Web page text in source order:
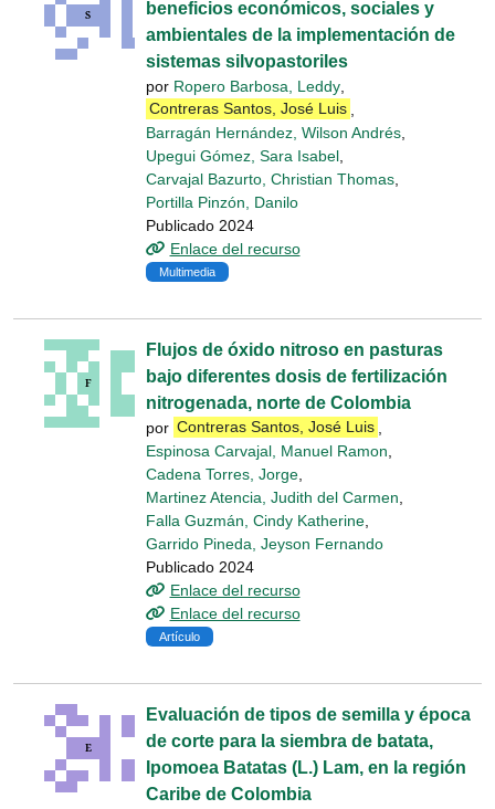
beneficios económicos, sociales y
ambientales de la implementación de
sistemas silvopastoriles
por Ropero Barbosa, Leddy
Contreras Santos, José Luis
Barragán Hernández, Wilson Andrés
Upegui Gómez, Sara Isabel
Carvajal Bazurto, Christian Thomas
Portilla Pinzón, Danilo
Publicado 2024
Enlace del recurso
Multimedia
Flujos de óxido nitroso en pasturas
bajo diferentes dosis de fertilización
nitrogenada, norte de Colombia
por Contreras Santos, José Luis
Espinosa Carvajal, Manuel Ramon
Cadena Torres, Jorge
Martinez Atencia, Judith del Carmen
Falla Guzmán, Cindy Katherine
Garrido Pineda, Jeyson Fernando
Publicado 2024
Enlace del recurso
Enlace del recurso
Artículo
Evaluación de tipos de semilla y época
de corte para la siembra de batata,
Ipomoea Batatas (L.) Lam, en la región
Caribe de Colombia